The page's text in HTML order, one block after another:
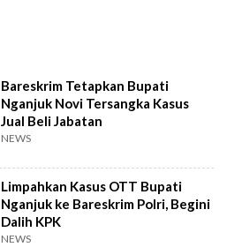
Bareskrim Tetapkan Bupati
Nganjuk Novi Tersangka Kasus
Jual Beli Jabatan
NEWS
Limpahkan Kasus OTT Bupati
Nganjuk ke Bareskrim Polri, Begini
Dalih KPK
NEWS